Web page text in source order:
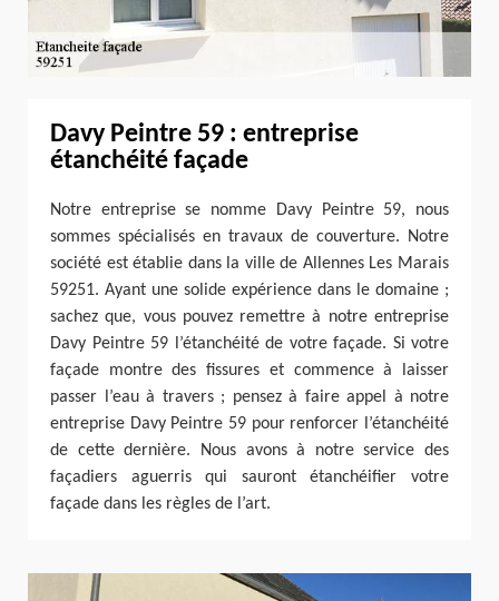
Davy Peintre 59 : entreprise
étanchéité façade
Notre entreprise se nomme Davy Peintre 59, nous
sommes spécialisés en travaux de couverture. Notre
société est établie dans la ville de Allennes Les Marais
59251. Ayant une solide expérience dans le domaine ;
sachez que, vous pouvez remettre à notre entreprise
Davy Peintre 59 l’étanchéité de votre façade. Si votre
façade montre des fissures et commence à laisser
passer l’eau à travers ; pensez à faire appel à notre
entreprise Davy Peintre 59 pour renforcer l’étanchéité
de cette dernière. Nous avons à notre service des
façadiers aguerris qui sauront étanchéifier votre
façade dans les règles de l’art.